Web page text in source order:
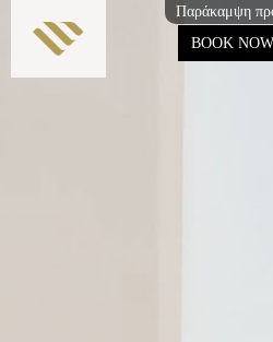
Παράκαμψη
BOOK NOW